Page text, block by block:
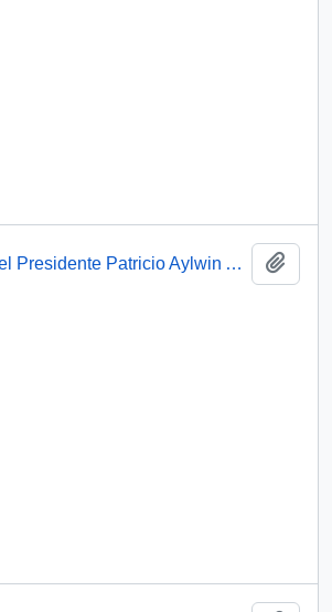
Contenido Carpeta [Minutas de algunos viajes y actividades del Presidente Patricio Aylwin Azócar]